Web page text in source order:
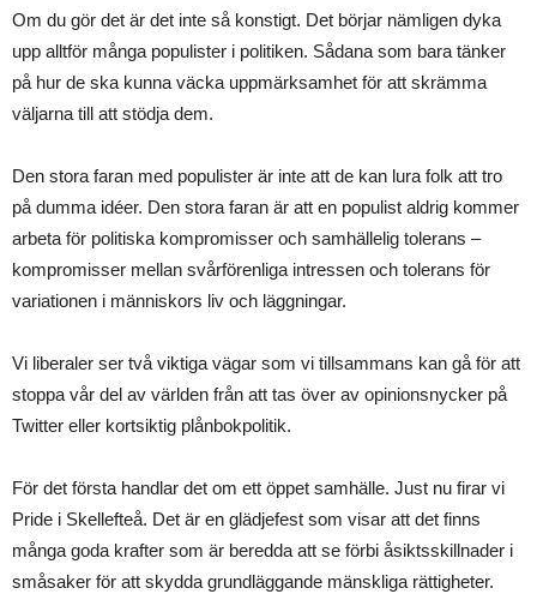
Om du gör det är det inte så konstigt. Det börjar nämligen dyka
upp alltför många populister i politiken. Sådana som bara tänker
på hur de ska kunna väcka uppmärksamhet för att skrämma
väljarna till att stödja dem.
Den stora faran med populister är inte att de kan lura folk att tro
på dumma idéer. Den stora faran är att en populist aldrig kommer
arbeta för politiska kompromisser och samhällelig tolerans –
kompromisser mellan svårförenliga intressen och tolerans för
variationen i människors liv och läggningar.
Vi liberaler ser två viktiga vägar som vi tillsammans kan gå för att
stoppa vår del av världen från att tas över av opinionsnycker på
Twitter eller kortsiktig plånbokpolitik.
För det första handlar det om ett öppet samhälle. Just nu firar vi
Pride i Skellefteå. Det är en glädjefest som visar att det finns
många goda krafter som är beredda att se förbi åsiktsskillnader i
småsaker för att skydda grundläggande mänskliga rättigheter.